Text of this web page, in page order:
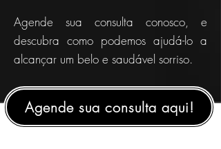
Agende sua consulta conosco, e
descubra como podemos ajudá-lo a
alcançar um belo e saudável sorriso.
Agende sua consulta aqui!